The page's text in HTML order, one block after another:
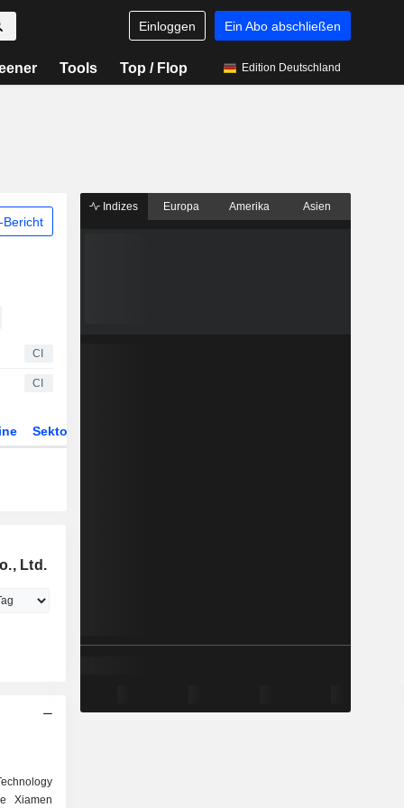
Einloggen Ein Abo abschließen
Tools Top / Flop Edition Deutschland
Bericht
CI
CI
Sektor
Ltd.
Xiamen
Indizes Europa Amerika Asien